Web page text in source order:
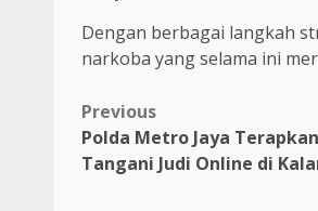
Dengan berbagai langkah
narkoba yang selama ini
Previous
Polda Metro Jaya
Tangani Judi Online di